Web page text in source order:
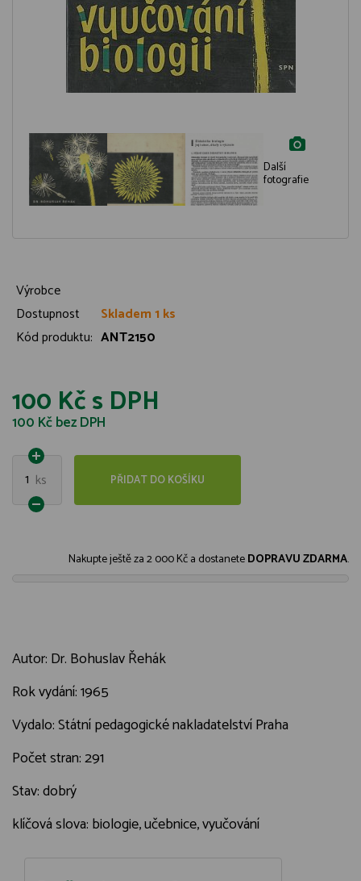
Další
fotografie
Výrobce
Dostupnost
Skladem 1 ks
Kód produktu: ANT2150
100 Kčs DPH
100 Kčbez DPH
1 ks PŘIDAT DO KOŠÍKU
Nakupte ještě za2 000 Kča dostaneteDOPRAVU ZDARMA.
Autor: Dr. Bohuslav Řehák
Rok vydání: 1965
Vydalo: Státní pedagogické nakladatelství Praha
Počet stran: 291
Stav: dobrý
klíčová slova: biologie, učebnice, vyučování